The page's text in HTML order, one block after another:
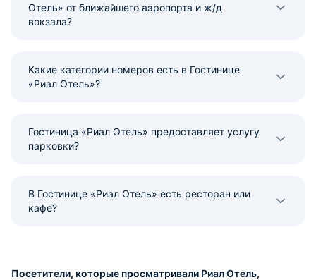
Отель» от ближайшего аэропорта и ж/д
вокзала?
Какие категории номеров есть в Гостинице
«Риал Отель»?
Гостиница «Риал Отель» предоставляет услугу
парковки?
В Гостинице «Риал Отель» есть ресторан или
кафе?
Посетители, которые просматривали Риал Отель,